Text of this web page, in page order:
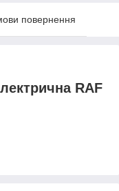
повернення
RAF